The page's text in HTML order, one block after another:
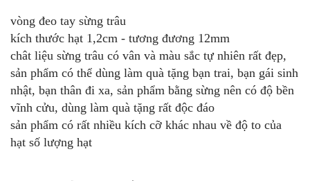
vòng đeo tay sừng trâu
kích thước hạt 1,2cm - tương đương 12mm
chât liệu sừng trâu có vân và màu sắc tự nhiên rất đẹp,
sản phẩm có thể dùng làm quà tặng bạn trai, bạn gái sinh
nhật, bạn thân đi xa, sản phẩm bằng sừng nên có độ bền
vĩnh cửu, dùng làm quà tặng rất độc đáo
sản phẩm có rất nhiều kích cỡ khác nhau về độ to của
hạt số lượng hạt